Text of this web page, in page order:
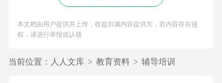
本文档由用户提供并上传，收益归属内容提供方，若内容存在侵
权，请进行举报或认领
当前位置： 人人文库 > 教育资料 > 辅导培训